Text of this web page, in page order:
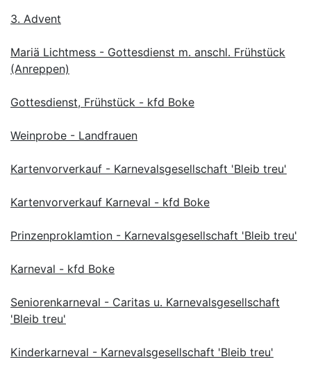
3. Advent
Mariä Lichtmess - Gottesdienst m. anschl. Frühstück
(Anreppen)
Gottesdienst, Frühstück - kfd Boke
Weinprobe - Landfrauen
Kartenvorverkauf - Karnevalsgesellschaft 'Bleib treu'
Kartenvorverkauf Karneval - kfd Boke
Prinzenproklamtion - Karnevalsgesellschaft 'Bleib treu'
Karneval - kfd Boke
Seniorenkarneval - Caritas u. Karnevalsgesellschaft
'Bleib treu'
Kinderkarneval - Karnevalsgesellschaft 'Bleib treu'